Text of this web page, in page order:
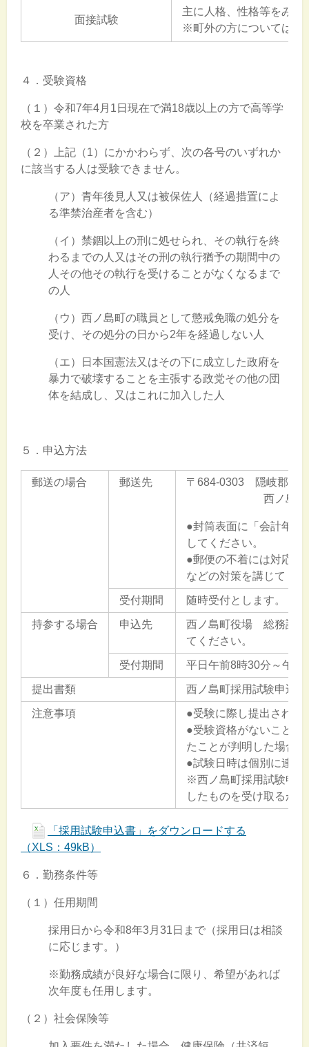
面接試験
主に人格、性格等をみる
※町外の方については、
４．受験資格
（１）令和7年4月1日現在で満18歳以上の方で高等学
校を卒業された方
（２）上記（1）にかかわらず、次の各号のいずれか
に該当する人は受験できません。
（ア）青年後見人又は被保佐人（経過措置によ
る準禁治産者を含む）
（イ）禁錮以上の刑に処せられ、その執行を終
わるまでの人又はその刑の執行猶予の期間中の
人その他その執行を受けることがなくなるまで
の人
（ウ）西ノ島町の職員として懲戒免職の処分を
受け、その処分の日から2年を経過しない人
（エ）日本国憲法又はその下に成立した政府を
暴力で破壊することを主張する政党その他の団
体を結成し、又はこれに加入した人
５．申込方法
郵送の場合 郵送先
〒684-0303 隠岐郡西
西ノ島町役場
●封筒表面に「会計年度
してください。
●郵便の不着には対応で
などの対策を講じてく
受付期間 随時受付とします。
持参する場合 申込先
西ノ島町役場 総務課
てください。
受付期間 平日午前8時30分～午後
提出書類 西ノ島町採用試験申込
注意事項
●受験に際し提出された
●受験資格がないこと、
たことが判明した場合
●試験日時は個別に連絡
※西ノ島町採用試験申
したものを受け取るか
「採用試験申込書」をダウンロードする
（XLS：49kB）
６．勤務条件等
（１）任用期間
採用日から令和8年3月31日まで（採用日は相談
に応じます。）
※勤務成績が良好な場合に限り、希望があれば
次年度も任用します。
（２）社会保険等